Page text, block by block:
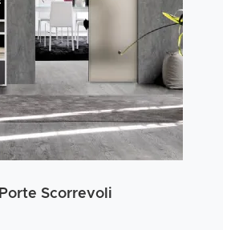
Porte Scorrevoli